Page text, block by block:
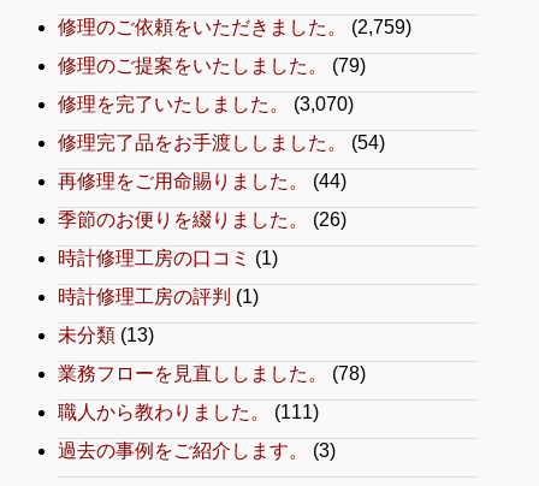
修理のご依頼をいただきました。
(2,759)
修理のご提案をいたしました。
(79)
修理を完了いたしました。
(3,070)
修理完了品をお手渡ししました。
(54)
再修理をご用命賜りました。
(44)
季節のお便りを綴りました。
(26)
時計修理工房の口コミ (1)
時計修理工房の評判 (1)
未分類 (13)
業務フローを見直ししました。
(78)
職人から教わりました。
(111)
過去の事例をご紹介します。
(3)